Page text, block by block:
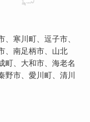
寒川町、逗子市、
、南足柄市、山北
町、大和市、海老名
野市、愛川町、清川